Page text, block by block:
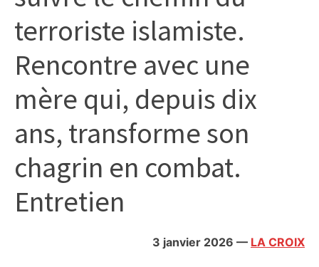
terroriste islamiste.
Rencontre avec une
mère qui, depuis dix
ans, transforme son
chagrin en combat.
Entretien
3 janvier 2026 — LA CROIX